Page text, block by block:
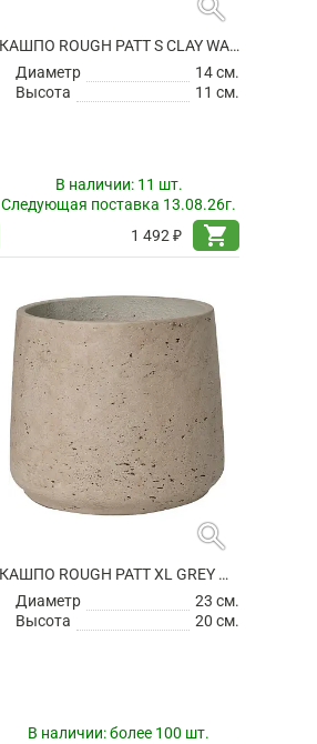
КАШПО ROUGH PATT S CLAY WASHED
Диаметр
14 см.
Высота
11 см.
В наличии: 11 шт.
Следующая поставка 13.08.26г.
1 492 ₽
shopping_cart
search
КАШПО ROUGH PATT XL GREY WASHED
Диаметр
23 см.
Высота
20 см.
В наличии:более 100 шт.